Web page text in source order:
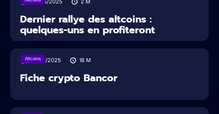
Dernier rallye des altcoins :
quelques-uns en profiteront
Altcoins
10/02/2025 18 M
Fiche crypto Bancor